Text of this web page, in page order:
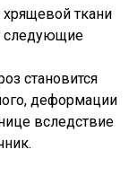
ткани
следующие
становится
деформации
вследствие